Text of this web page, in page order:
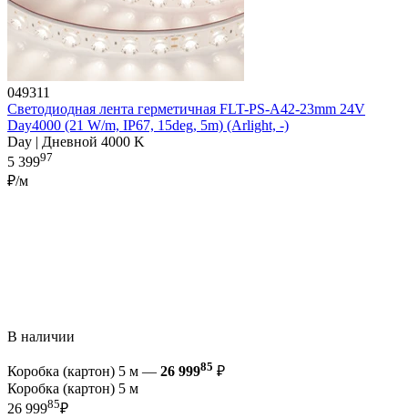
049311
Светодиодная лента герметичная FLT-PS-A42-23mm 24V
Day4000 (21 W/m, IP67, 15deg, 5m) (Arlight, -)
Day | Дневной 4000 K
5 39997
₽/м
В наличии
Коробка (картон) 5 м — 26 99985 ₽
Коробка (картон) 5 м
26 99985₽